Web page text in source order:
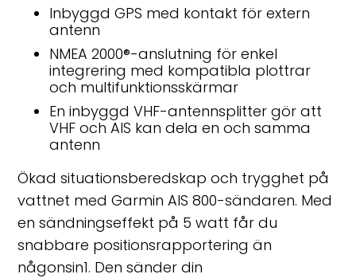
Inbyggd GPS med kontakt för extern
antenn
NMEA 2000®-anslutning för enkel
integrering med kompatibla plottrar
och multifunktionsskärmar
En inbyggd VHF-antennsplitter gör att
VHF och AIS kan dela en och samma
antenn
Ökad situationsberedskap och trygghet på
vattnet med Garmin AIS 800-sändaren. Med
en sändningseffekt på 5 watt får du
snabbare positionsrapportering än
någonsin1. Den sänder din